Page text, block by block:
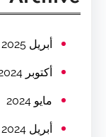
c
أبريل 2025
أكتوبر 2024
مايو 2024
أبريل 2024